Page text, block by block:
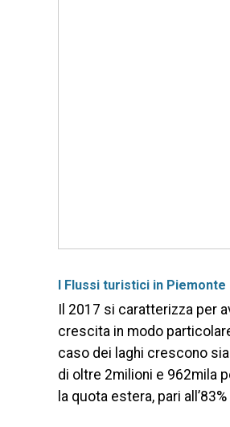
I Flussi turistici in Piemonte
Il 2017 si caratterizza per
crescita in modo
caso dei laghi crescono
di oltre 2milioni e 962mila
la quota estera, pari